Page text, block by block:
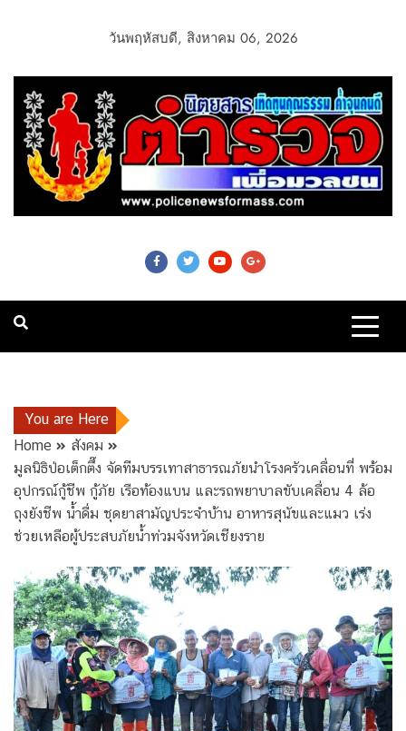
วันพฤหัสบดี, สิงหาคม 06, 2026
Police News For
Mass
You are Here
Home
สังคม
มูลนิธิป่อเต็กตึ๊ง จัดทีมบรรเทาสาธารณภัยนำโรงครัวเคลื่อนที่ พร้อม
อุปกรณ์กู้ชีพ กู้ภัย เรือท้องแบน และรถพยาบาลขับเคลื่อน 4 ล้อ
ถุงยังชีพ น้ำดื่ม ชุดยาสามัญประจำบ้าน อาหารสุนัขและแมว เร่ง
ช่วยเหลือผู้ประสบภัยน้ำท่วมจังหวัดเชียงราย